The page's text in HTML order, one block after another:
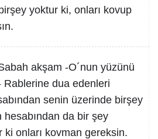
yoktur ki, onları kovup
akşam -O´nun yüzünü
Rablerine dua edenleri
senin üzerinde birşey
da bir şey
ki onları kovman gereksin.